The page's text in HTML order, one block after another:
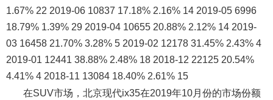
1.67% 22 2019-06 10837 17.18% 2.16% 14 2019-05 6996
18.79% 1.39% 29 2019-04 10655 20.88% 2.12% 14 2019-
03 16458 21.70% 3.28% 5 2019-02 12178 31.45% 2.43% 4
2019-01 12441 38.88% 2.48% 18 2018-12 22125 20.54%
4.41% 4 2018-11 13084 18.40% 2.61% 15
在SUV市场，北京现代ix35在2019年10月份的市场份额